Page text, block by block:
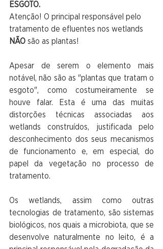
ESGOTO.
Atenção! O principal responsável pelo
tratamento de efluentes nos wetlands
NÃO são as plantas!
Apesar de serem o elemento mais
notável, não são as "plantas que tratam o
esgoto", como costumeiramente se
houve falar. Esta é uma das muitas
distorções técnicas associadas aos
wetlands construídos, justificada pelo
desconhecimento dos seus mecanismos
de funcionamento e, em especial, do
papel da vegetação no processo de
tratamento.
Os wetlands, assim como outras
tecnologias de tratamento, são sistemas
biológicos, nos quais a microbiota, que se
desenvolve naturalmente no leito, é a